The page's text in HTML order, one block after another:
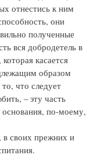
отнестись к ним
они
полученные
вся добродетель в
касается
образом
что следует
– эту часть
по-моему,
своих прежних и